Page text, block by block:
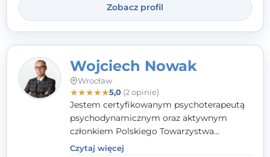
Zobacz profil
Wojciech Nowak
Wrocław
★★★★★5,0(2 opinie)
Jestem certyfikowanym psychoterapeutą
psychodynamicznym oraz aktywnym
członkiem Polskiego Towarzystwa
Psychoterapii Psychodynamicznej
Czytaj więcej